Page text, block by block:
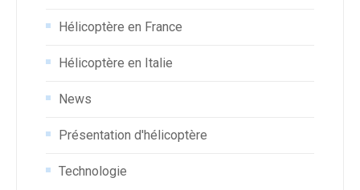
Hélicoptère en France
Hélicoptère en Italie
News
Présentation d'hélicoptère
Technologie